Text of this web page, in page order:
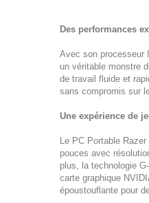
Des performances
Avec son processeur
un véritable monstre
de travail fluide et
sans compromis sur
Une expérience de
Le PC Portable
pouces avec
plus, la technologie
carte graphique
époustouflante pour